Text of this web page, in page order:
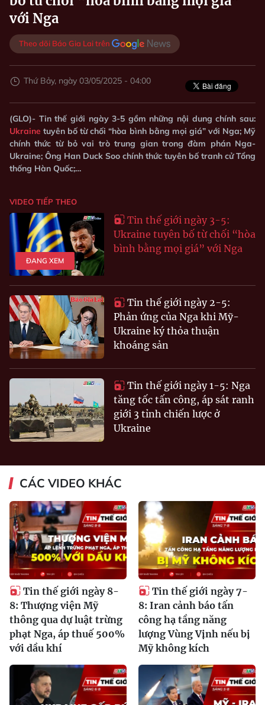
với Nga
Theo dõi Báo Gia Lai trên
Thứ Bảy, ngày 03/05/2025 - 04:00
(GLO)- Tin thế giới ngày 3-5 gồm những nội dung chính sau:
Ukraine tuyên bố từ chối “hòa bình bằng mọi giá” với Nga; Mỹ
chính thức từ bỏ vai trò trung gian trong đàm phán Nga-
Ukraine; Ông Han Duck Soo chính thức tuyên bố tranh cử Tổng
thống Hàn Quốc;…
VIDEO TIẾP THEO
ĐANG XEM
Tin thế giới ngày 3-5:
Ukraine tuyên bố từ chối “hòa
bình bằng mọi giá” với Nga
Tin thế giới ngày 2-5:
Phản ứng của Nga khi Mỹ-
Ukraine ký thỏa thuận
khoáng sản
Tin thế giới ngày 1-5: Nga
tăng tốc tấn công, áp sát ranh
giới 3 tỉnh chiến lược ở
Ukraine
CÁC VIDEO KHÁC
Tin thế giới ngày 8-
8: Thượng viện Mỹ
thông qua dự luật trừng
phạt Nga, áp thuế 500%
với dầu khí
Tin thế giới ngày 7-
8: Iran cảnh báo tấn
công hạ tầng năng
lượng Vùng Vịnh nếu bị
Mỹ không kích